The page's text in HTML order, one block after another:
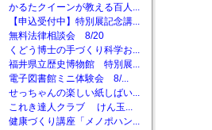
かるたクイーンが教える百人...
【申込受付中】特別展記念講...
無料法律相談会 8/20
くどう博士の手づくり科学お...
福井県立歴史博物館 特別展...
電子図書館ミニ体験会 8/...
せっちゃんの楽しい紙しばい...
これき達人クラブ けん玉...
健康づくり講座「メノポハン...